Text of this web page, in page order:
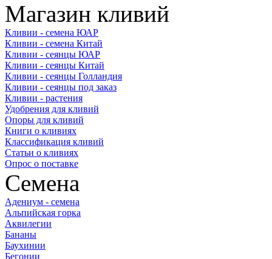
Магазин кливий
Кливии - семена ЮАР
Кливии - семена Китай
Кливии - сеянцы ЮАР
Кливии - сеянцы Китай
Кливии - сеянцы Голландия
Кливии - сеянцы под заказ
Кливии - растения
Удобрения для кливий
Опоры для кливий
Книги о кливиях
Классификация кливий
Статьи о кливиях
Опрос о поставке
Семена
Адениум - семена
Альпийская горка
Аквилегии
Бананы
Баухинии
Бегонии